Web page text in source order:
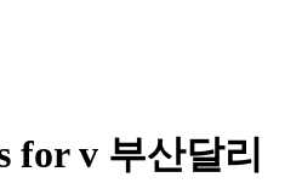
for v 부산달리